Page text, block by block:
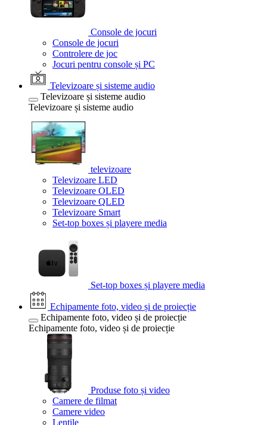
Console de jocuri
Console de jocuri
Controlere de joc
Jocuri pentru console și PC
Televizoare și sisteme audio
Televizoare și sisteme audio
Televizoare și sisteme audio
televizoare
Televizoare LED
Televizoare OLED
Televizoare QLED
Televizoare Smart
Set-top boxes și playere media
Set-top boxes și playere media
Echipamente foto, video și de proiecție
Echipamente foto, video și de proiecție
Echipamente foto, video și de proiecție
Produse foto și video
Camere de filmat
Camere video
Lentile